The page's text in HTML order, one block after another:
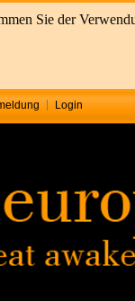
Sie der
Login